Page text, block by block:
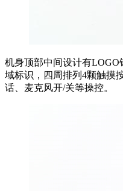
机身顶部中间设计有
域标识，四周排列4颗触摸
话、麦克风开/关等操控。